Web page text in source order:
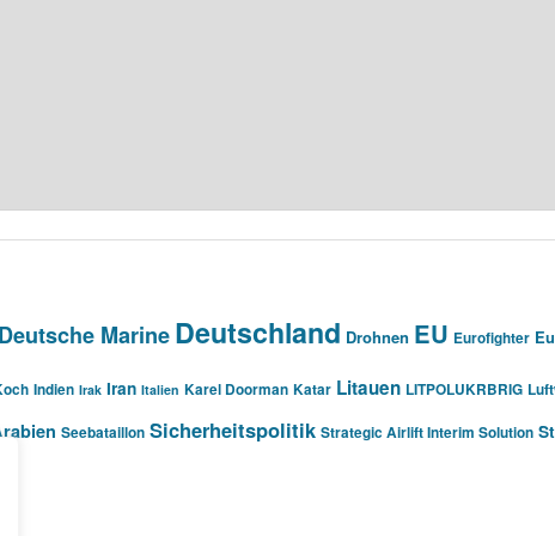
Deutsche MarineDeutschland Drohnen EU Eurofighter
Indien Irak Iran Italien Karel Doorman Katar Litauen LITPOLUKRBRIG
Seebataillon Sicherheitspolitik Strategic Airlift Interim Solution